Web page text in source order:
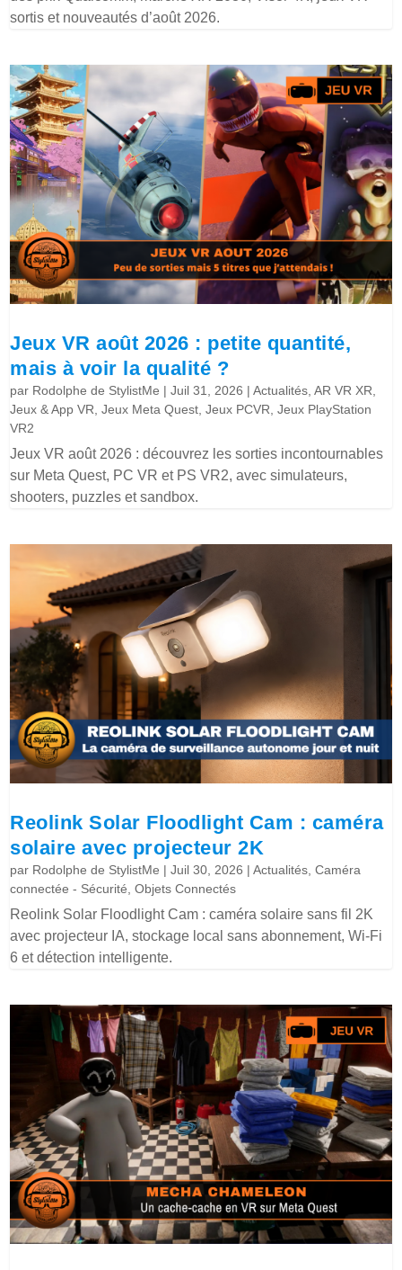
sortis et nouveautés d’août 2026.
Jeux VR août 2026 : petite quantité,
mais à voir la qualité ?
par Rodolphe de StylistMe |Juil 31, 2026 |Actualités ,AR VR XR
Jeux & App VR ,Jeux Meta Quest ,Jeux PCVR ,Jeux PlayStation
VR2
Jeux VR août 2026 : découvrez les sorties incontournables
sur Meta Quest, PC VR et PS VR2, avec simulateurs,
shooters, puzzles et sandbox.
Reolink Solar Floodlight Cam : caméra
solaire avec projecteur 2K
par Rodolphe de StylistMe |Juil 30, 2026 |Actualités ,Caméra
connectée - Sécurité ,Objets Connectés
Reolink Solar Floodlight Cam : caméra solaire sans fil 2K
avec projecteur IA, stockage local sans abonnement, Wi-Fi
6 et détection intelligente.